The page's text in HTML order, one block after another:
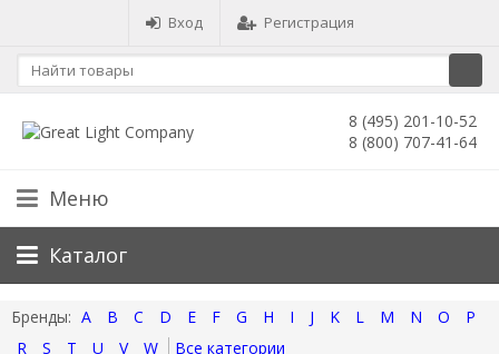
Вход Регистрация
8 (495) 201-10-52
8 (800) 707-41-64
Меню
Каталог
A B C D E F G H I J K L M N O
P
R
S T U V W Все категории